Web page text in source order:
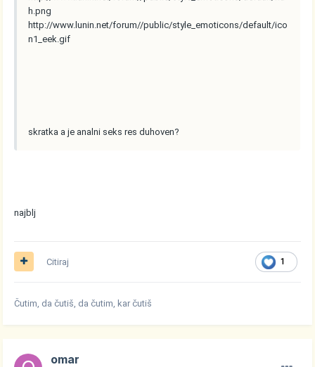
h.png
http://www.lunin.net/forum//public/style_emoticons/default/ico
n1_eek.gif
skratka a je analni seks res duhoven?
najblj
1
Citiraj
Čutim, da čutiš, da čutim, kar čutiš
omar